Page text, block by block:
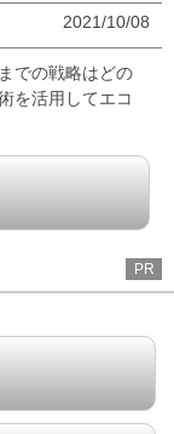
2021/10/08
での戦略はどの
を活用してエコ
PR